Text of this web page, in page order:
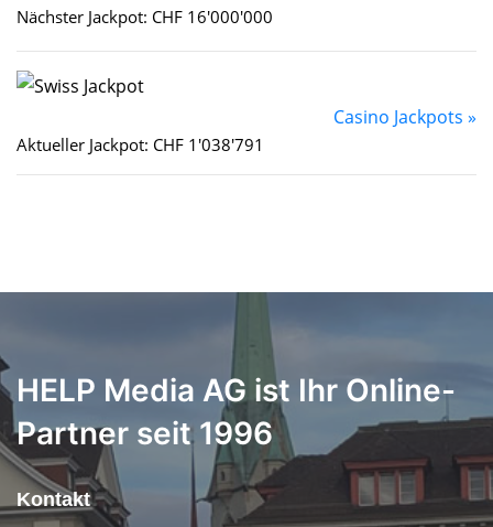
Nächster Jackpot: CHF 16'000'000
Casino Jackpots »
Aktueller Jackpot: CHF 1'038'791
HELP Media AG ist Ihr Online-
Partner seit 1996
Kontakt